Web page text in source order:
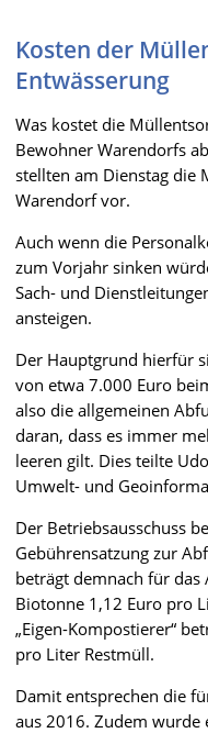
Kosten der
Entwässerung
Was kostet die
Bewohner Warendorfs
stellten am Dienstag die
Warendorf vor.
Auch wenn die
zum Vorjahr sinken
Sach- und
ansteigen.
Der Hauptgrund hierfür
von etwa 7.000 Euro
also die allgemeinen
daran, dass es immer
leeren gilt. Dies teilte
Umwelt- und
Der Betriebsausschuss
Gebührensatzung zur
beträgt demnach für
Biotonne 1,12 Euro pro
„Eigen-Kompostierer“
pro Liter Restmüll.
Damit entsprechen die
aus 2016. Zudem wurde